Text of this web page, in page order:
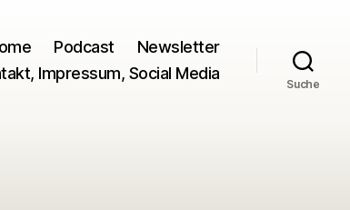
Podcast
Newsletter
Impressum, Social Media
Suche